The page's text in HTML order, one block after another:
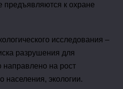
предъявляются к охране
исследования –
разрушения для
на рост
населения, экологии.